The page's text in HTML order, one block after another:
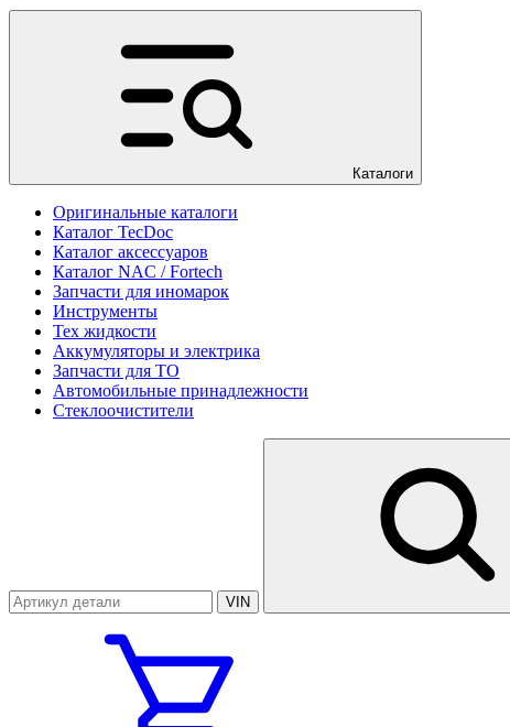
Каталоги
Оригинальные каталоги
Каталог TecDoc
Каталог аксессуаров
Каталог NAC / Fortech
Запчасти для иномарок
Инструменты
Тех жидкости
Аккумуляторы и электрика
Запчасти для ТО
Автомобильные принадлежности
Стеклоочистители
VIN